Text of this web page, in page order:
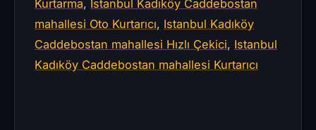
Kurtarma, Istanbul Kadıköy Caddebostan
mahallesi Oto Kurtarıcı, Istanbul Kadıköy
Caddebostan mahallesi Hızlı Çekici, Istanbul
Kadıköy Caddebostan mahallesi Kurtarıcı